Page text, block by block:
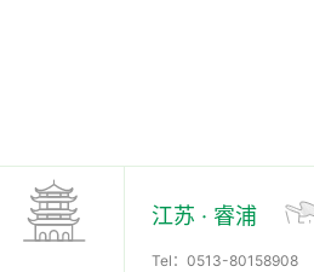
江苏 · 睿浦
Tel： 0513-80158908